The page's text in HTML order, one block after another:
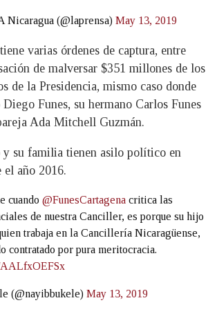
(@laprensa) May 13, 2019
varias órdenes de captura, entre
de malversar $351 millones de los
de la Presidencia, mismo caso donde
Funes, su hermano Carlos Funes
Ada Mitchell Guzmán.
y su familia tienen asilo político en
el año 2016.
cuando @FunesCartagena critica las
de nuestra Canciller, es porque su hijo
trabaja en la Cancillería Nicaragüense,
contratado por pura meritocracia.
(@nayibbukele) May 13, 2019